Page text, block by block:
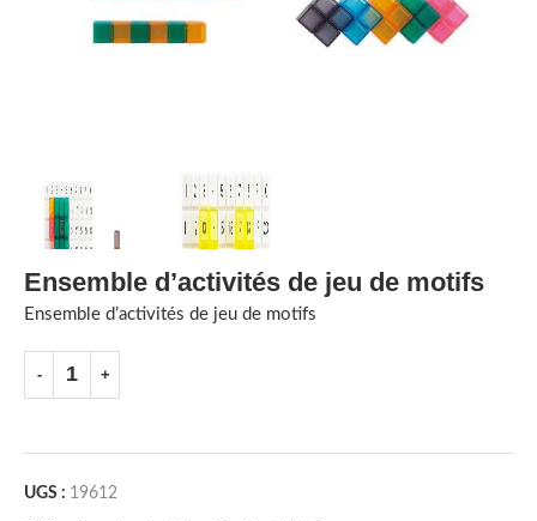
Ensemble d’activités de jeu de motifs
Ensemble d’activités de jeu de motifs
UGS : 19612